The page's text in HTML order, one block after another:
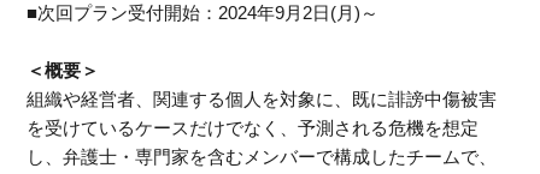
■次回プラン受付開始：2024年9月2日(月)～
＜概要＞
組織や経営者、関連する個人を対象に、既に誹謗中傷被害
を受けているケースだけでなく、予測される危機を想定
し、弁護士・専門家を含むメンバーで構成したチームで、